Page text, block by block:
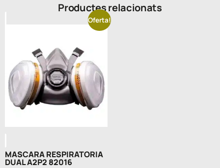
Productes relacionats
Oferta!
MASCARA RESPIRATORIA
DUAL A2P2 82016